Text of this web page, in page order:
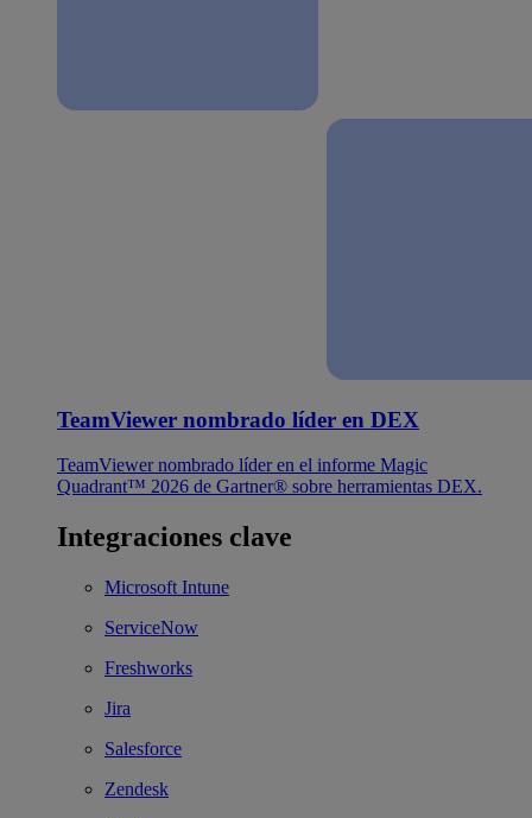
TeamViewer nombrado líder en DEX
TeamViewer nombrado líder en el informe Magic
Quadrant™ 2026 de Gartner® sobre herramientas DEX.
Integraciones clave
Microsoft Intune
ServiceNow
Freshworks
Jira
Salesforce
Zendesk